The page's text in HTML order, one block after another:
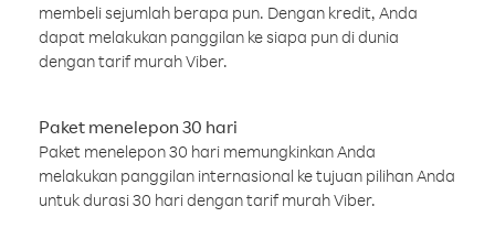
membeli sejumlah berapa pun. Dengan kredit, Anda
dapat melakukan panggilan ke siapa pun di dunia
dengan tarif murah Viber.
Paket menelepon 30 hari
Paket menelepon 30 hari memungkinkan Anda
melakukan panggilan internasional ke tujuan pilihan Anda
untuk durasi 30 hari dengan tarif murah Viber.